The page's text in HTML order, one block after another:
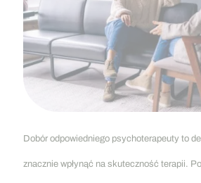
Dobór odpowiedniego psychoterapeuty to
znacznie wpłynąć na skuteczność terapii.